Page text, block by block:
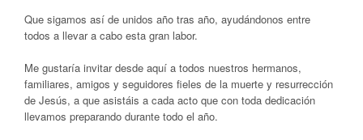
Que sigamos así de unidos año tras año, ayudándonos entre
todos a llevar a cabo esta gran labor.
Me gustaría invitar desde aquí a todos nuestros hermanos,
familiares, amigos y seguidores fieles de la muerte y resurrección
de Jesús, a que asistáis a cada acto que con toda dedicación
llevamos preparando durante todo el año.